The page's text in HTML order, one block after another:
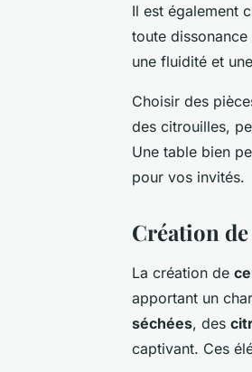
Il est également
toute
une fluidité et
Choisir des
des citrouilles,
Une table bien
pour vos invités.
Création
La création de
apportant un
séchées, des
captivant. Ces